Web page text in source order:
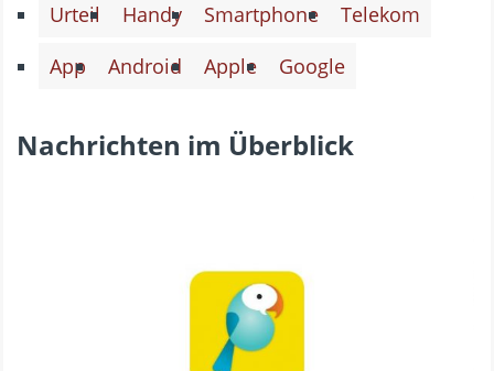
Urteil Handy Smartphone
Telekom
App
Android Apple Google
Nachrichten im Überblick